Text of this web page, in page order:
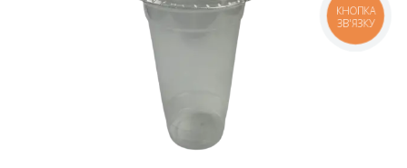
КНОПКА
ЗВ'ЯЗКУ